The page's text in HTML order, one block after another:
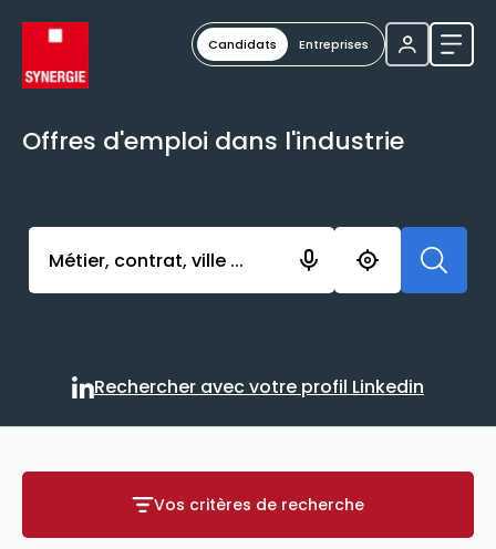
Candidats Entreprises
Offres d'emploi dans l'industrie
Activer l’élément pour lancer l’enregistrement.
Rechercher avec votre
Rechercher avec votre profil Linkedin
Vos critères de recherche
Vos critères de recherche